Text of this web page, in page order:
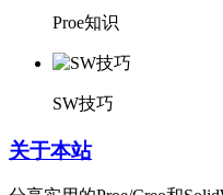
Proe知识
SW技巧
关于本站